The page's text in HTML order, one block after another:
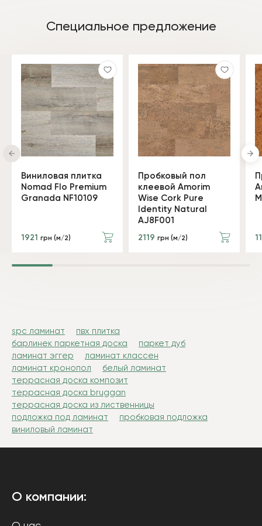
Специальное предложение
Виниловая плитка
Nomad Flo Premium
Granada NF10109
1921 грн (м/2)
Пробковый пол
клеевой Amorim
Wise Cork Pure
Identity Natural
AJ8F001
2119 грн (м/2)
spc ламинат
пвх плитка
барлинек паркетная доска
паркет дуб
ламинат эггер
ламинат классен
ламинат кронопол
белый ламинат
террасная доска композит
террасная доска bruggan
террасная доска из лиственницы
подложка под ламинат
пробковая подложка
виниловый ламинат
О компании: